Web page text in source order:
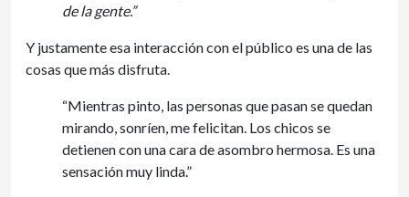
de la gente.”
Y justamente esa interacción con el público es una de las
cosas que más disfruta.
“Mientras pinto, las personas que pasan se quedan
mirando, sonríen, me felicitan. Los chicos se
detienen con una cara de asombro hermosa. Es una
sensación muy linda.”